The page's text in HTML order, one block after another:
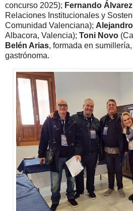
concurso 2025); Fernando Álvarez
Relaciones Institucionales y
Comunidad Valenciana);
Albacora, Valencia); Toni Novo
Belén Arias, formada en
gastrónoma.